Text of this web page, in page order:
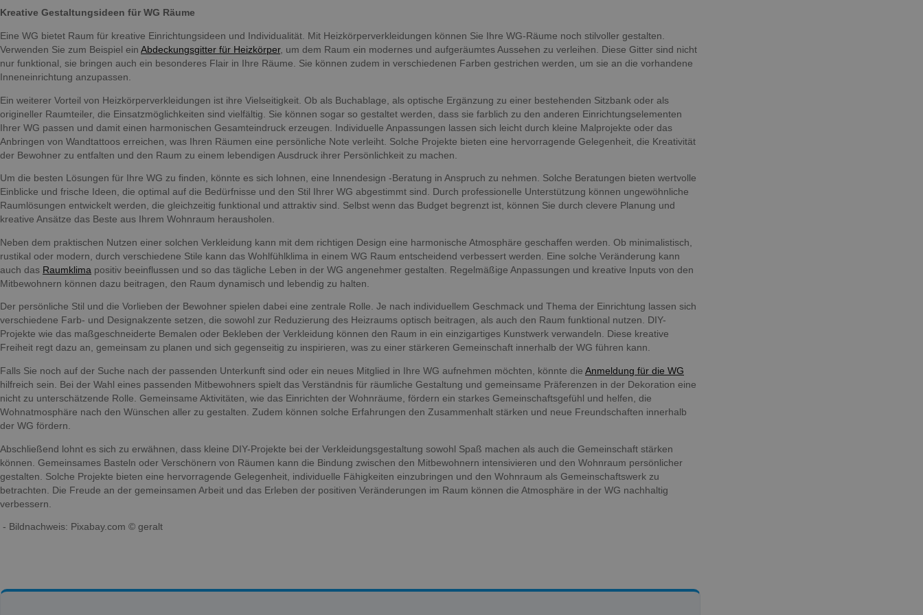
Kreative Gestaltungsideen für WG Räume
Eine WG bietet Raum für kreative Einrichtungsideen und Individualität. Mit Heizkörperverkleidungen können Sie Ihre WG-Räume noch stilvoller gestalten.
Verwenden Sie zum Beispiel ein Abdeckungsgitter für Heizkörper, um dem Raum ein modernes und aufgeräumtes Aussehen zu verleihen. Diese Gitter sind nicht
nur funktional, sie bringen auch ein besonderes Flair in Ihre Räume. Sie können zudem in verschiedenen Farben gestrichen werden, um sie an die vorhandene
Inneneinrichtung anzupassen.
Ein weiterer Vorteil von Heizkörperverkleidungen ist ihre Vielseitigkeit. Ob als Buchablage, als optische Ergänzung zu einer bestehenden Sitzbank oder als
origineller Raumteiler, die Einsatzmöglichkeiten sind vielfältig. Sie können sogar so gestaltet werden, dass sie farblich zu den anderen Einrichtungselementen
Ihrer WG passen und damit einen harmonischen Gesamteindruck erzeugen. Individuelle Anpassungen lassen sich leicht durch kleine Malprojekte oder das
Anbringen von Wandtattoos erreichen, was Ihren Räumen eine persönliche Note verleiht. Solche Projekte bieten eine hervorragende Gelegenheit, die Kreativität
der Bewohner zu entfalten und den Raum zu einem lebendigen Ausdruck ihrer Persönlichkeit zu machen.
Um die besten Lösungen für Ihre WG zu finden, könnte es sich lohnen, eine Innendesign -Beratung in Anspruch zu nehmen. Solche Beratungen bieten wertvolle
Einblicke und frische Ideen, die optimal auf die Bedürfnisse und den Stil Ihrer WG abgestimmt sind. Durch professionelle Unterstützung können ungewöhnliche
Raumlösungen entwickelt werden, die gleichzeitig funktional und attraktiv sind. Selbst wenn das Budget begrenzt ist, können Sie durch clevere Planung und
kreative Ansätze das Beste aus Ihrem Wohnraum herausholen.
Neben dem praktischen Nutzen einer solchen Verkleidung kann mit dem richtigen Design eine harmonische Atmosphäre geschaffen werden. Ob minimalistisch,
rustikal oder modern, durch verschiedene Stile kann das Wohlfühlklima in einem WG Raum entscheidend verbessert werden. Eine solche Veränderung kann
auch das Raumklima positiv beeinflussen und so das tägliche Leben in der WG angenehmer gestalten. Regelmäßige Anpassungen und kreative Inputs von den
Mitbewohnern können dazu beitragen, den Raum dynamisch und lebendig zu halten.
Der persönliche Stil und die Vorlieben der Bewohner spielen dabei eine zentrale Rolle. Je nach individuellem Geschmack und Thema der Einrichtung lassen sich
verschiedene Farb- und Designakzente setzen, die sowohl zur Reduzierung des Heizraums optisch beitragen, als auch den Raum funktional nutzen. DIY-
Projekte wie das maßgeschneiderte Bemalen oder Bekleben der Verkleidung können den Raum in ein einzigartiges Kunstwerk verwandeln. Diese kreative
Freiheit regt dazu an, gemeinsam zu planen und sich gegenseitig zu inspirieren, was zu einer stärkeren Gemeinschaft innerhalb der WG führen kann.
Falls Sie noch auf der Suche nach der passenden Unterkunft sind oder ein neues Mitglied in Ihre WG aufnehmen möchten, könnte die Anmeldung für die WG
hilfreich sein. Bei der Wahl eines passenden Mitbewohners spielt das Verständnis für räumliche Gestaltung und gemeinsame Präferenzen in der Dekoration eine
nicht zu unterschätzende Rolle. Gemeinsame Aktivitäten, wie das Einrichten der Wohnräume, fördern ein starkes Gemeinschaftsgefühl und helfen, die
Wohnatmosphäre nach den Wünschen aller zu gestalten. Zudem können solche Erfahrungen den Zusammenhalt stärken und neue Freundschaften innerhalb
der WG fördern.
Abschließend lohnt es sich zu erwähnen, dass kleine DIY-Projekte bei der Verkleidungsgestaltung sowohl Spaß machen als auch die Gemeinschaft stärken
können. Gemeinsames Basteln oder Verschönern von Räumen kann die Bindung zwischen den Mitbewohnern intensivieren und den Wohnraum persönlicher
gestalten. Solche Projekte bieten eine hervorragende Gelegenheit, individuelle Fähigkeiten einzubringen und den Wohnraum als Gemeinschaftswerk zu
betrachten. Die Freude an der gemeinsamen Arbeit und das Erleben der positiven Veränderungen im Raum können die Atmosphäre in der WG nachhaltig
verbessern.
- Bildnachweis: Pixabay.com © geralt